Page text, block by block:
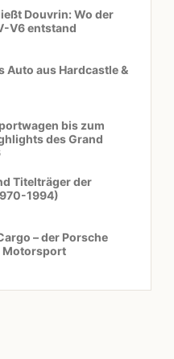
Douvrin: Wo der
V6 entstand
Auto aus Hardcastle &
bis zum
des Grand
Titelträger der
1994)
– der Porsche
Motorsport